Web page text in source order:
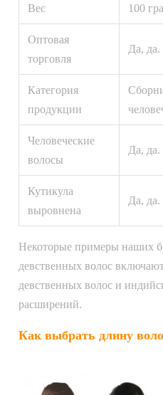
Вес 100
Оптовая
торговля
Да, да.
Категория
продукции
Человеческие
волосы
Да, да.
Кутикула
выровнена
Да, да.
Некоторые примеры наших
девственных волос
девственных волос и
расширений.
Как выбрать длину